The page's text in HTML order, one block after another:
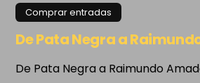
Comprar entradas
De Pata Negra a
De Pata Negra a Raimundo